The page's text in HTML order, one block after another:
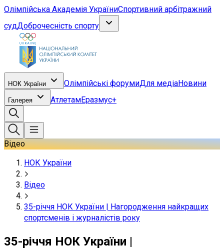
Олімпійська Академія УкраїниСпортивний арбітражний
судДоброчесність спорту
НОК України Олімпійські форумиДля медіаНовини
Галерея АтлетамЕразмус+
Відео
НОК України
Відео
35-річчя НОК України | Нагородження найкращих
спортсменів і журналістів року
35-річчя НОК України |